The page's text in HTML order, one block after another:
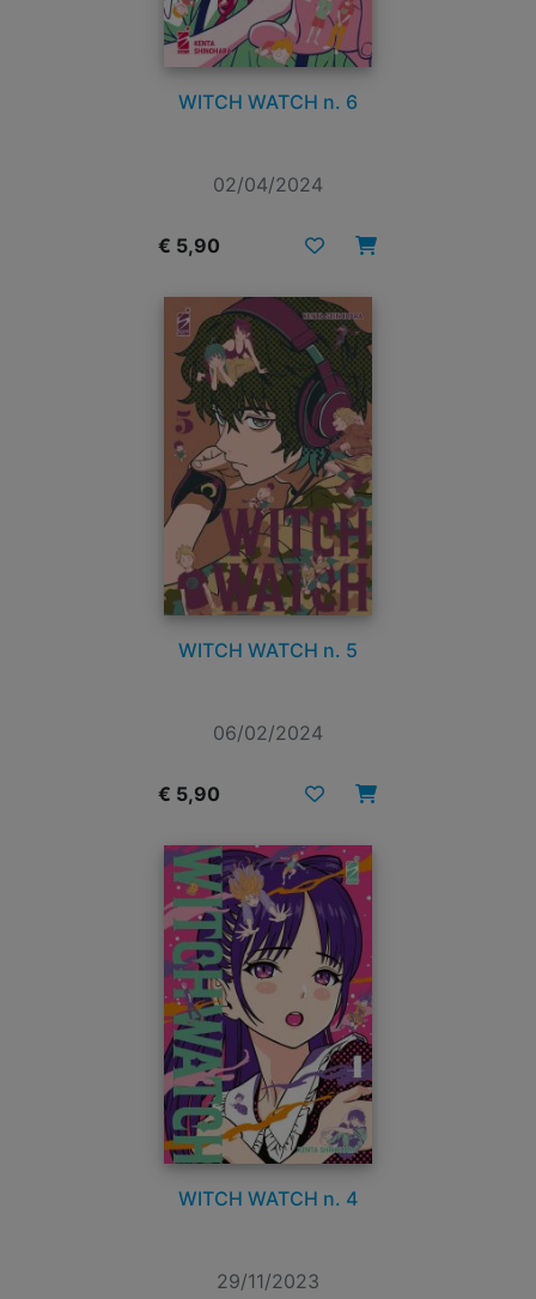
WITCH WATCH n. 6
02/04/2024
€ 5,90
WITCH WATCH n. 5
06/02/2024
€ 5,90
WITCH WATCH n. 4
29/11/2023